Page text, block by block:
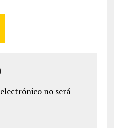
no será